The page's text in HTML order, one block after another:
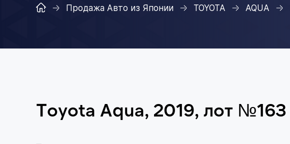
Продажа Авто из Японии TOYOTA AQUA
Toyota Aqua, 2019, лот №163